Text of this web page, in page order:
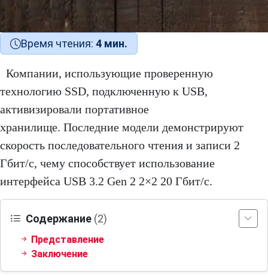
Время чтения: 4 мин.
Компании, использующие проверенную
технологию SSD, подключенную к USB,
активизировали портативное
хранилище. Последние модели демонстрируют
скорость последовательного чтения и записи 2
Гбит/с, чему способствует использование
интерфейса USB 3.2 Gen 2 2×2 20 Гбит/с.
Содержание (2)
Представление
Заключение